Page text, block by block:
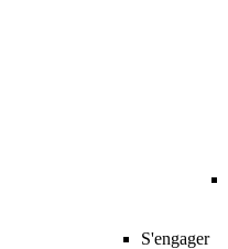
S'engager